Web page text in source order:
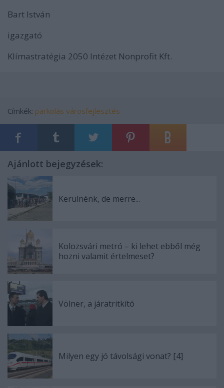
Bart István
igazgató
Klímastratégia 2050 Intézet Nonprofit Kft.
Címkék: parkolás városfejlesztés
Ajánlott bejegyzések:
Kerülnénk, de merre...
Kolozsvári metró – ki lehet ebből még
hozni valamit értelmeset?
Völner, a járatritkító
Milyen egy jó távolsági vonat? [4]